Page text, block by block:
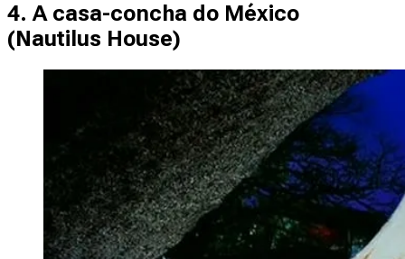
4. A casa-concha do México
(Nautilus House)